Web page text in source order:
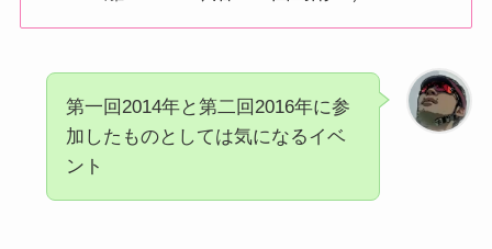
第一回2014年と第二回2016年に参
加したものとしては気になるイベ
ント